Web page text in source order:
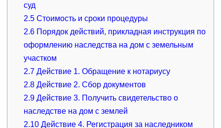
суд
2.5 Стоимость и сроки процедуры
2.6 Порядок действий, прикладная инструкция по
оформлению наследства на дом с земельным
участком
2.7 Действие 1. Обращение к нотариусу
2.8 Действие 2. Сбор документов
2.9 Действие 3. Получить свидетельство о
наследстве на дом с землей
2.10 Действие 4. Регистрация за наследником